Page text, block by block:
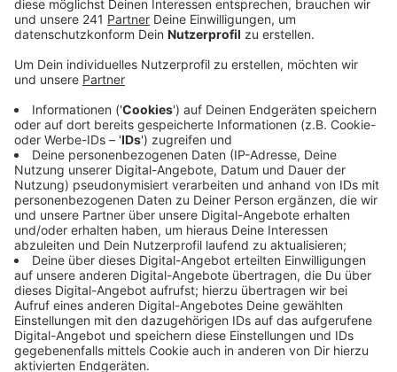
Anzeige
Bürgermeister Stein fürchtet, dass der Zustrom an
Schutzsuchenden aus der Ukraine weiter zunehmen
wird.
Stein hat seine Befürchtung jetzt auch in einem
Schreiben an NRW-Ministerpräsident Wüst geäußert.
Die Stadt geht davon aus, dass in den kommenden
Wochen bis zu 220 weitere ukrainische Geflüchtete
nach Bergisch Gladbach kommen werden. Deshalb
sollen jetzt zusätzliche Unterbringungen geschaffen
werden.
Aktuell sind in Bergisch Gladbach etwas über 1.100
Geflüchtete aus der Ukraine untergebracht – davon